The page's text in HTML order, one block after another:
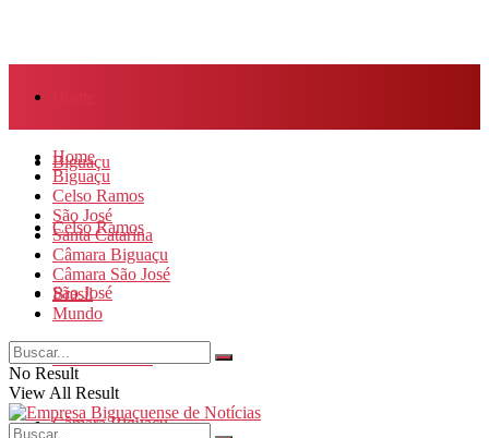
Biguaçu
Celso Ramos
São José
Santa Catarina
Câmara Biguaçu
Home
Biguaçu
Celso Ramos
São José
Santa Catarina
Câmara Biguaçu
Câmara São José
Brasil
Mundo
No Result
View All Result